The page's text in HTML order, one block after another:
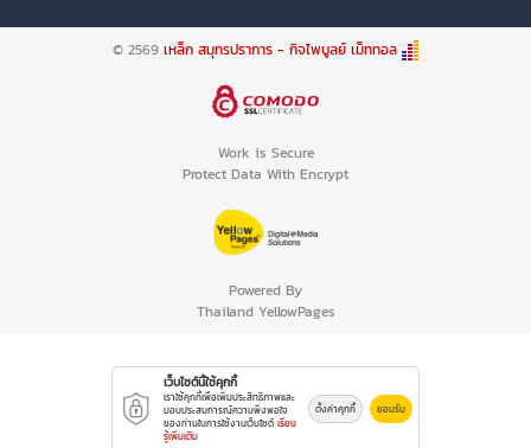
© 2569 เหล็ก สมุทรปราการ - กิจไพบูลย์ เม็ททอล
Work is Secure
Protect Data With Encrypt
Powered By
Thailand YellowPages
เว็บไซต์นี้ใช้คุกกี้
เราใช้คุกกี้เพื่อเพิ่มประสิทธิภาพและ
มอบประสบการณ์ความพึงพอใจ
ของท่านในการใช้งานเว็บไซต์ เรียน
รู้เพิ่มเติม
ตั้งค่าคุกกี้ ยอมรับ